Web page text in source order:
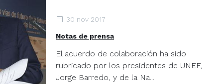
30 nov 2017
Notas de prensa
El acuerdo de colaboración ha sido
rubricado por los presidentes de UNEF,
Jorge Barredo, y de la Na...